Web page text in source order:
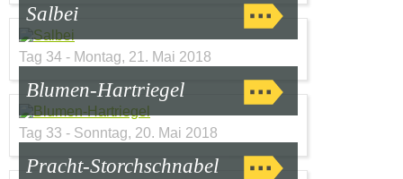
Salbei
Tag 34 - Montag, 21. Mai 2018
Blumen-Hartriegel
Tag 33 - Sonntag, 20. Mai 2018
Pracht-Storchschnabel